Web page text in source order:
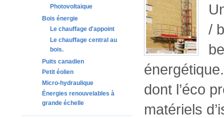
Photovoltaïque
Bois énergie
Le chauffage d'appoint
Le chauffage central au
bois.
Puits canadien
Petit éolien
Micro-hydraulique
Énergies renouvelables à
grande échelle
/
dont l’éco
matériels